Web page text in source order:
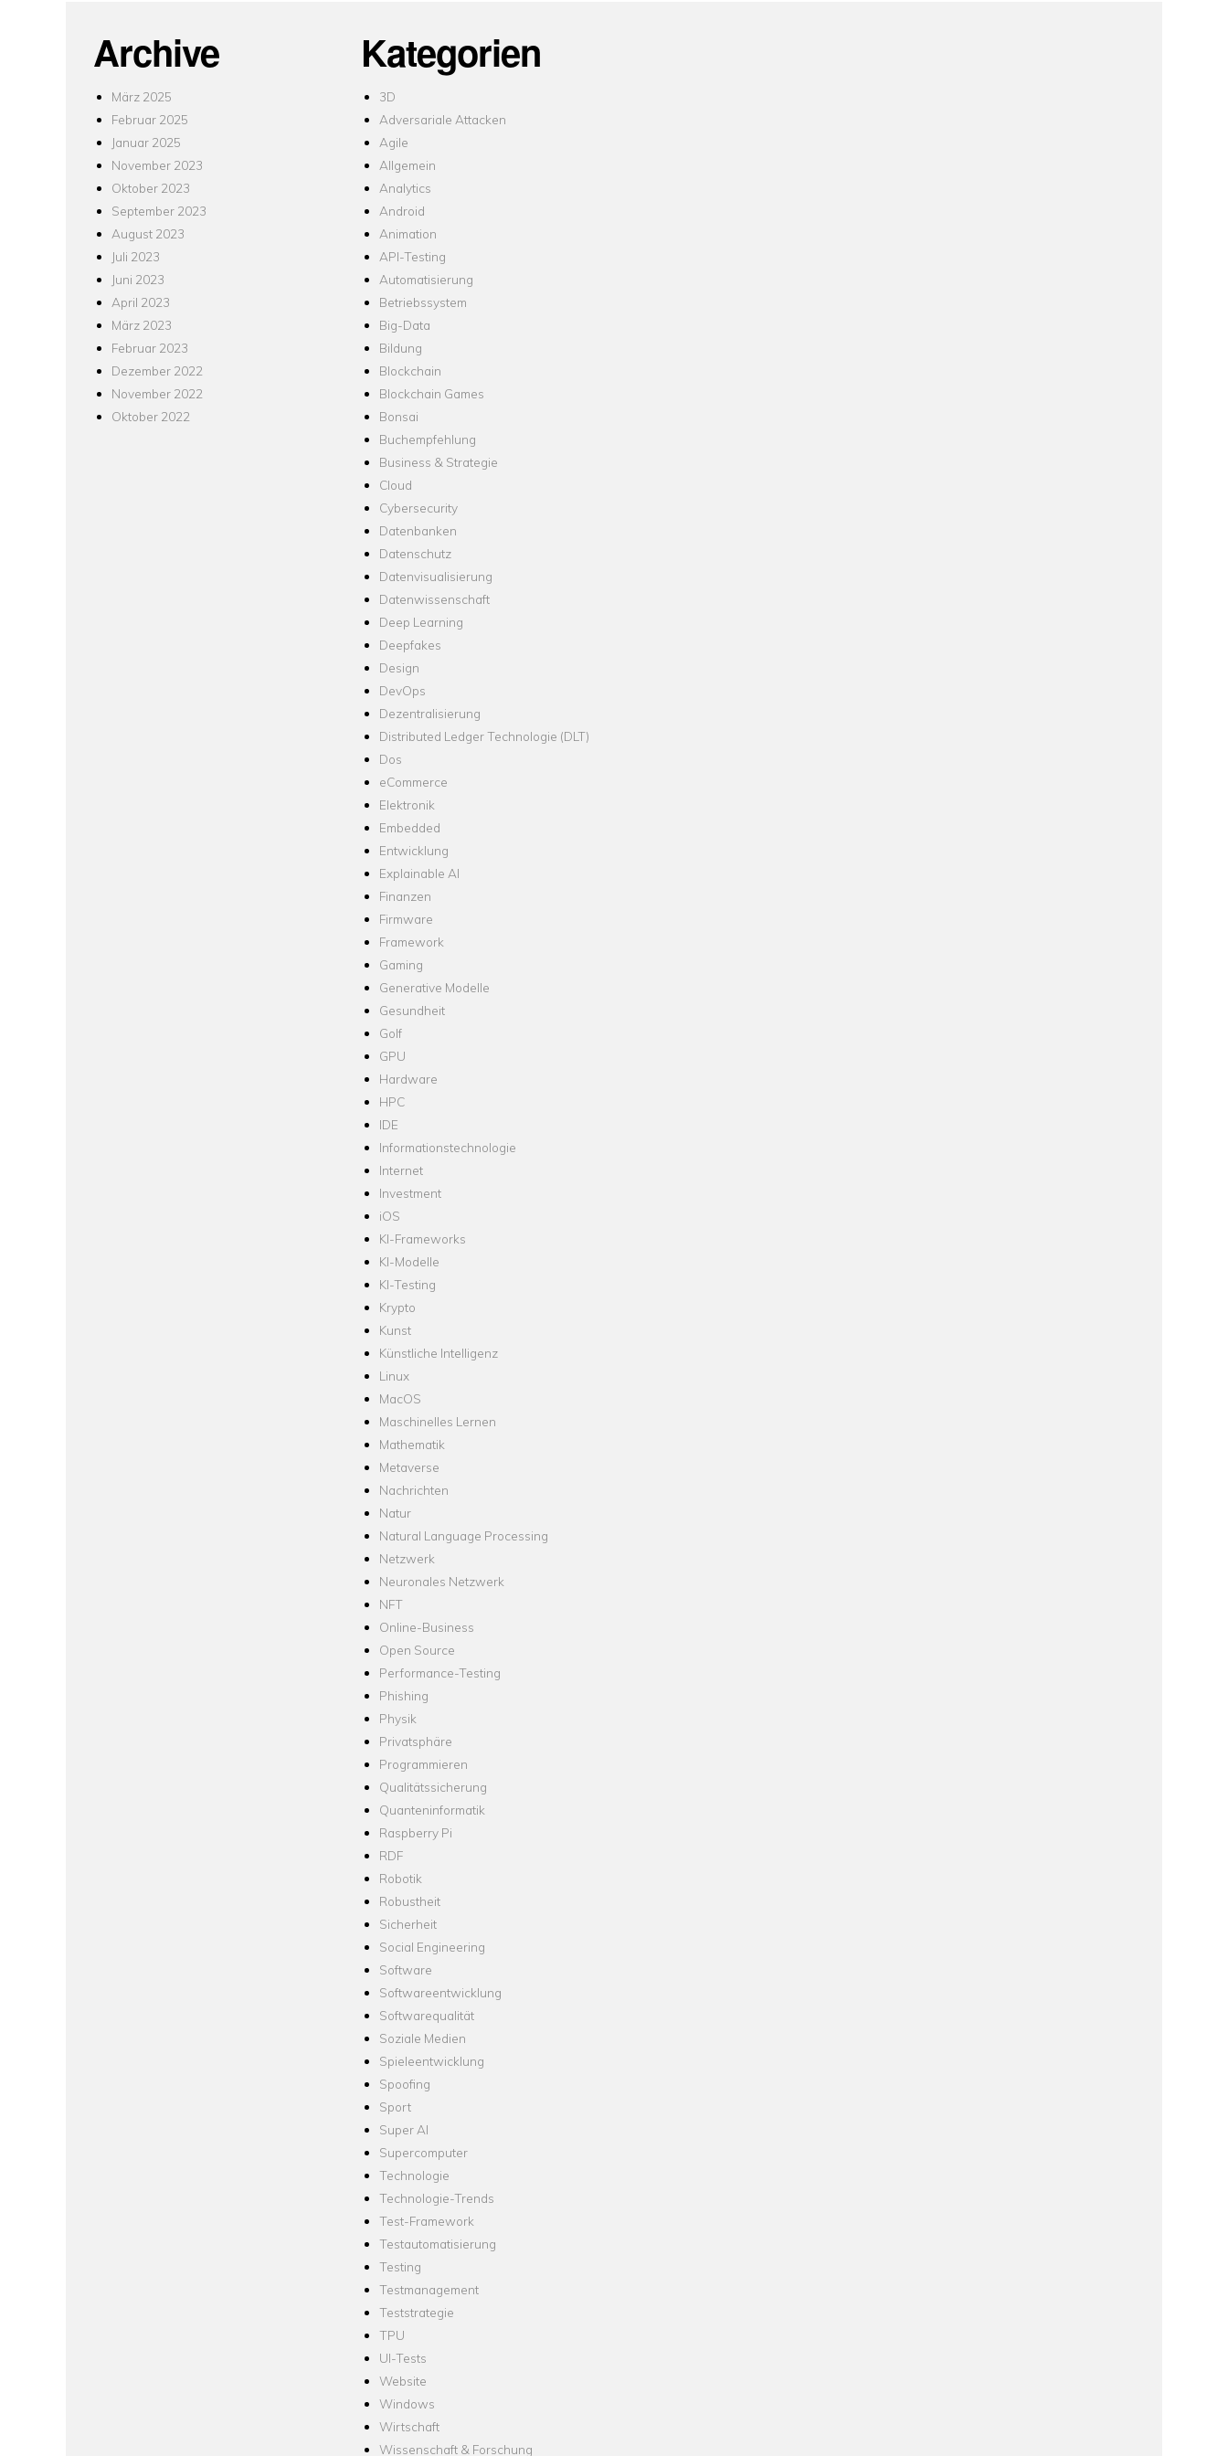
Archive
März 2025
Februar 2025
Januar 2025
November 2023
Oktober 2023
September 2023
August 2023
Juli 2023
Juni 2023
April 2023
März 2023
Februar 2023
Dezember 2022
November 2022
Oktober 2022
Kategorien
3D
Adversariale Attacken
Agile
Allgemein
Analytics
Android
Animation
API-Testing
Automatisierung
Betriebssystem
Big-Data
Bildung
Blockchain
Blockchain Games
Bonsai
Buchempfehlung
Business & Strategie
Cloud
Cybersecurity
Datenbanken
Datenschutz
Datenvisualisierung
Datenwissenschaft
Deep Learning
Deepfakes
Design
DevOps
Dezentralisierung
Distributed Ledger Technologie (DLT)
Dos
eCommerce
Elektronik
Embedded
Entwicklung
Explainable AI
Finanzen
Firmware
Framework
Gaming
Generative Modelle
Gesundheit
Golf
GPU
Hardware
HPC
IDE
Informationstechnologie
Internet
Investment
iOS
KI-Frameworks
KI-Modelle
KI-Testing
Krypto
Kunst
Künstliche Intelligenz
Linux
MacOS
Maschinelles Lernen
Mathematik
Metaverse
Nachrichten
Natur
Natural Language Processing
Netzwerk
Neuronales Netzwerk
NFT
Online-Business
Open Source
Performance-Testing
Phishing
Physik
Privatsphäre
Programmieren
Qualitätssicherung
Quanteninformatik
Raspberry Pi
RDF
Robotik
Robustheit
Sicherheit
Social Engineering
Software
Softwareentwicklung
Softwarequalität
Soziale Medien
Spieleentwicklung
Spoofing
Sport
Super AI
Supercomputer
Technologie
Technologie-Trends
Test-Framework
Testautomatisierung
Testing
Testmanagement
Teststrategie
TPU
UI-Tests
Website
Windows
Wirtschaft
Wissenschaft & Forschung